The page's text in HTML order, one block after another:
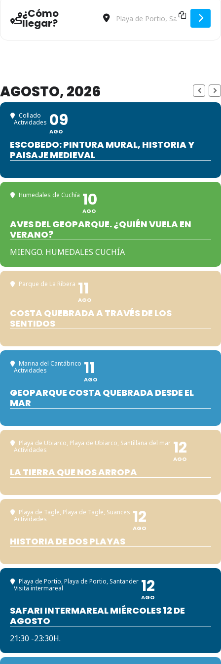
¿Cómo
llegar?
DIRECCIONES - SAFARI
DESTINO - SAFARI
AGOSTO, 2026
Collado
Actividades 09
AGO
ESCOBEDO: PINTURA MURAL, HISTORIA Y
PAISAJE MEDIEVAL
Humedales de Cuchía 10
AGO
AVES DEL GEOPARQUE. ¿QUIÉN VUELA EN
VERANO?
MIENGO. HUMEDALES CUCHÍA
Parque de La Ribera 11
AGO
COSTA QUEBRADA A TRAVÉS DE LOS
SENTIDOS
Marina del Cantábrico
Actividades
11
AGO
GEOPARQUE COSTA QUEBRADA DESDE EL
MAR
Playa de Ubiarco, Playa de Ubiarco, Santillana del mar
Actividades
12
AGO
LA TIERRA QUE NOS ARROPA
Playa de Tagle, Playa de Tagle, Suances
Actividades
12
AGO
HISTORIA DE DOS PLAYAS
Playa de Portio, Playa de Portio, Santander
Visita intermareal
12
AGO
SAFARI INTERMAREAL MIÉRCOLES 12 DE
AGOSTO
21:30 -23:30H.